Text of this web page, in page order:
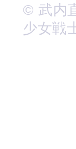
© 武内
少女戦